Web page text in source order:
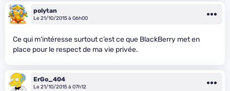
polytan
Le 21/10/2015 à 06h00
Ce qui m’intéresse surtout c’est ce que BlackBerry met en
place pour le respect de ma vie privée.
ErGo_404
Le 21/10/2015 à 07h12